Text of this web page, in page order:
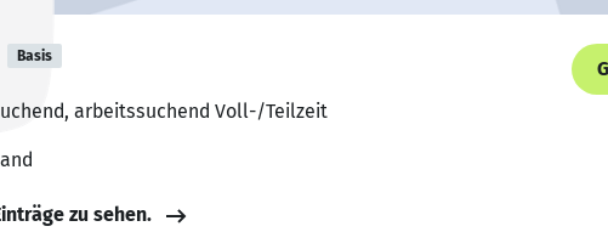
Basis
arbeitssuchend Voll-/Teilzeit
zu sehen.